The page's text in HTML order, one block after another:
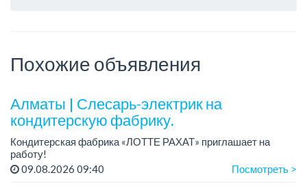
Похожие объявления
Алматы | Слесарь-электрик на
кондитерскую фабрику.
Кондитерская фабрика «ЛОТТЕ РАХАТ» приглашает на
работу!
График работы: сменный.
09.08.2026 09:40 Посмотреть >